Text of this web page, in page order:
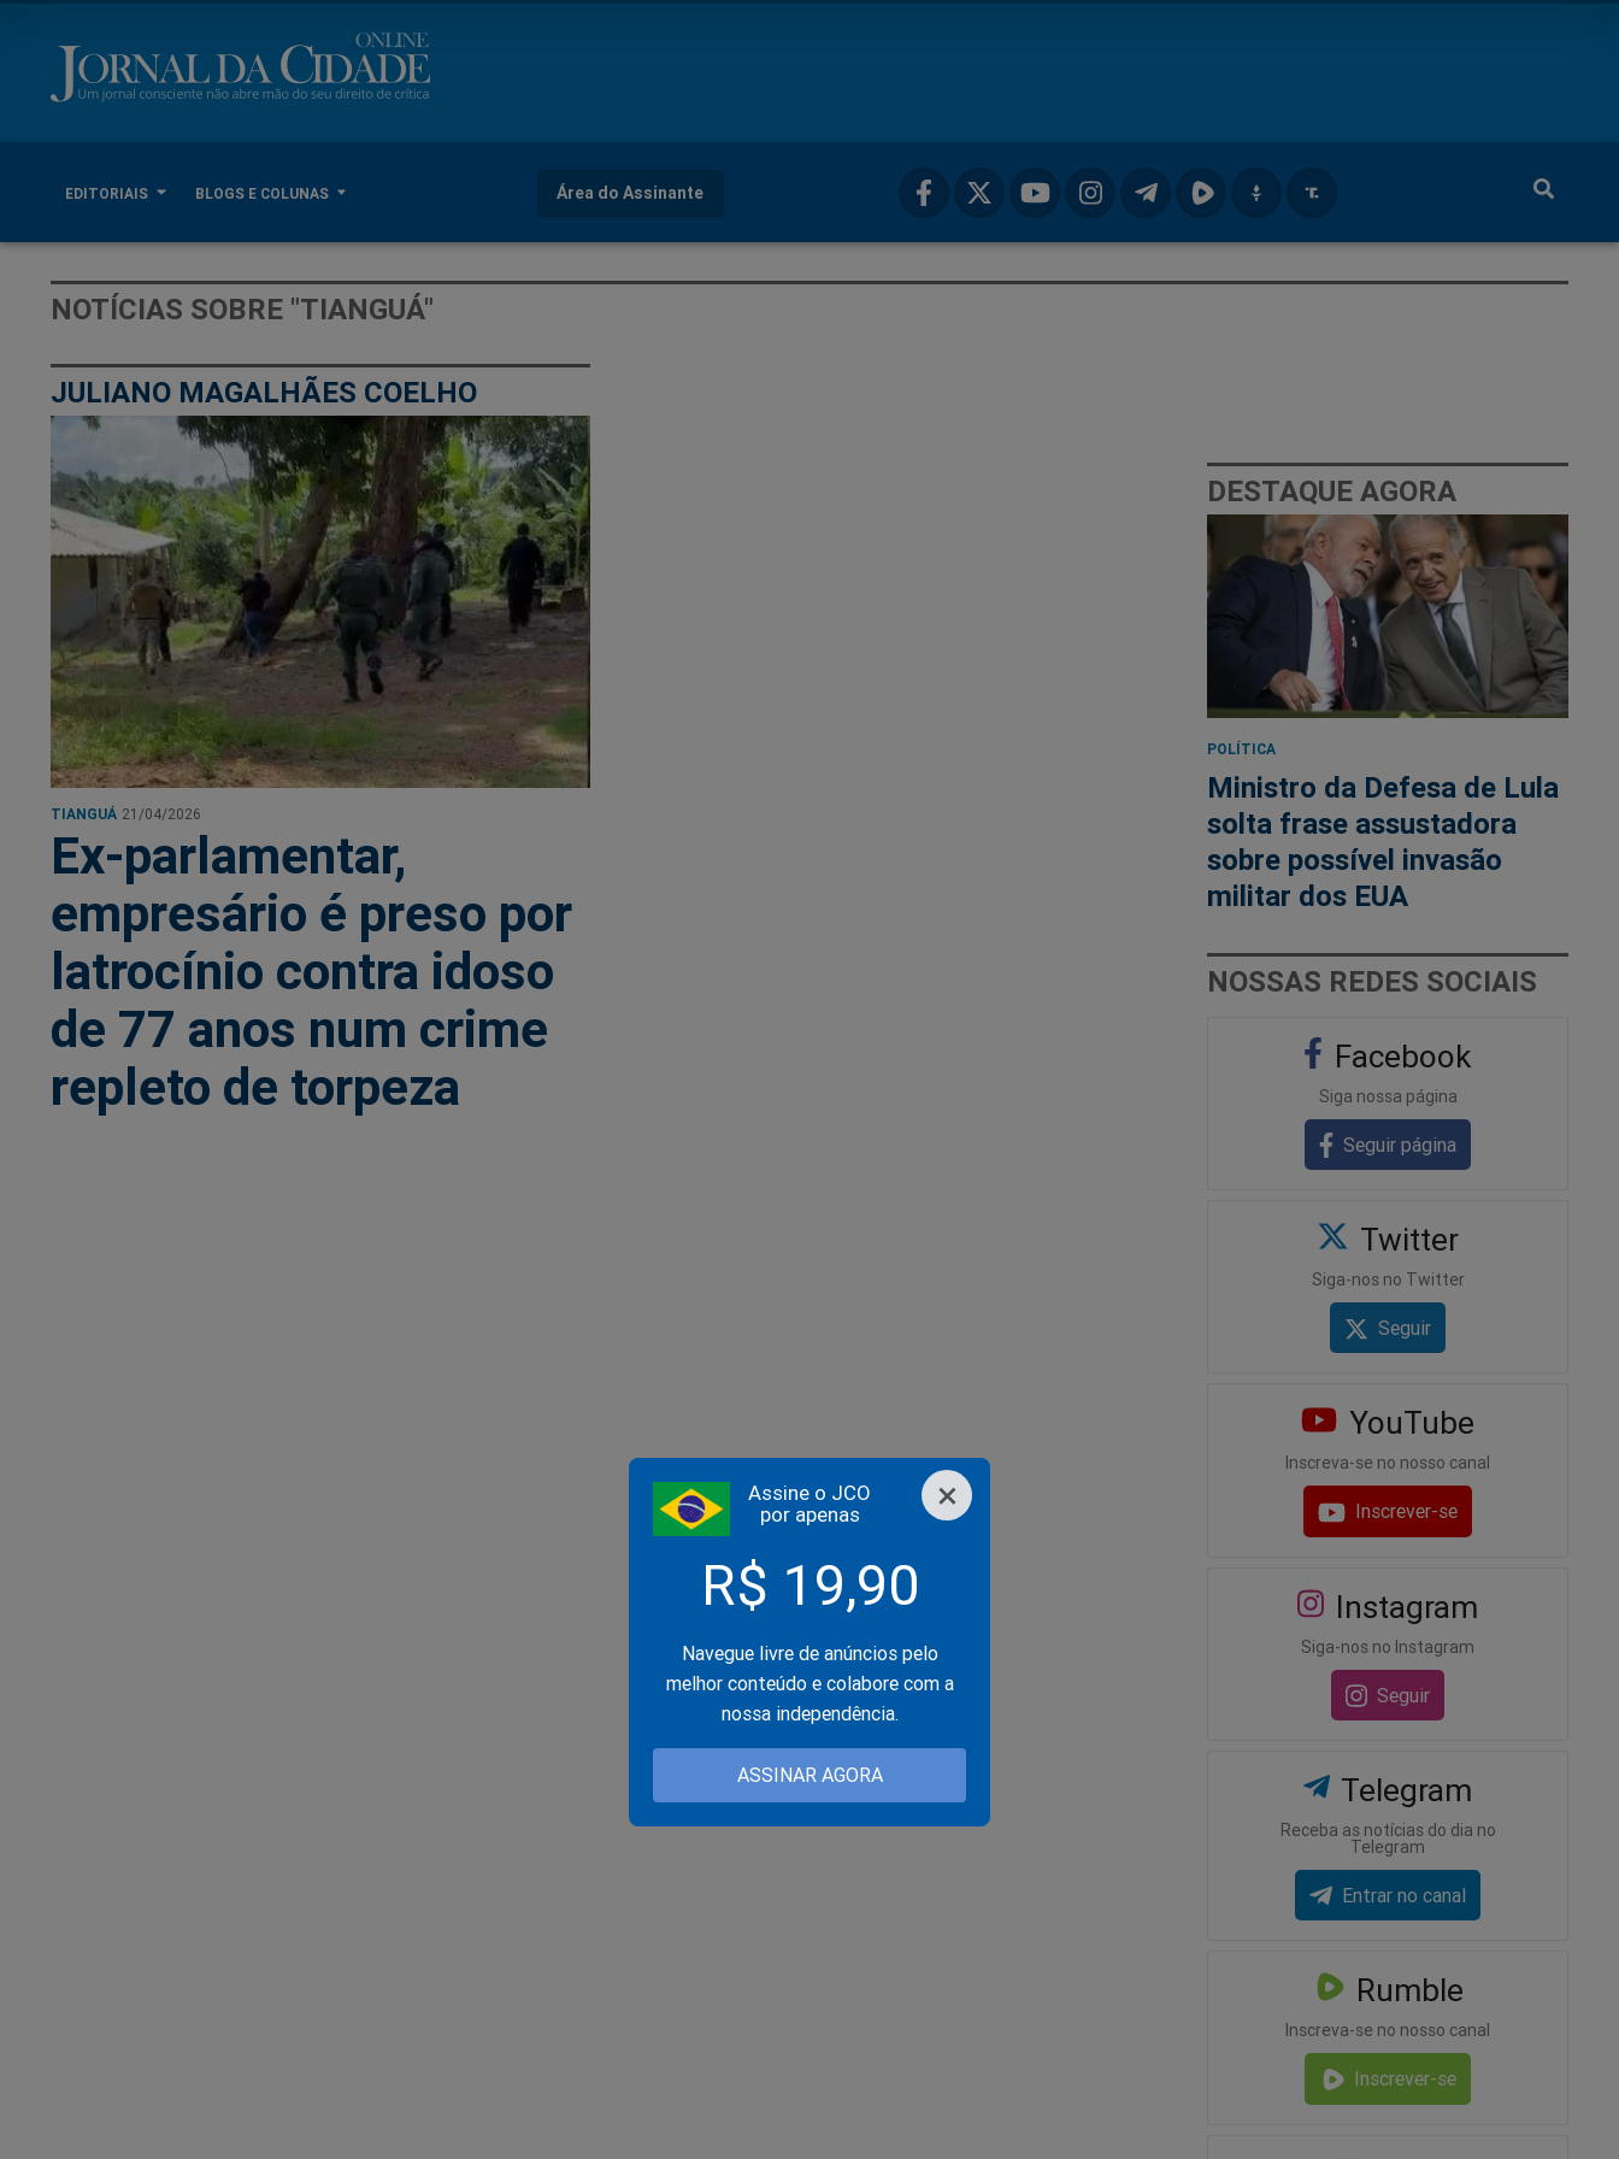
EDITORIAIS BLOGS E COLUNAS Área do Assinante
×
Assine o JCO
por apenas
R$ 19,90
Navegue livre de anúncios pelo
melhor conteúdo e colabore com a
nossa independência.
ASSINAR AGORA
NOTÍCIAS SOBRE "TIANGUÁ"
JULIANO MAGALHÃES COELHO
TIANGUÁ 21/04/2026
Ex-parlamentar,
empresário é preso por
latrocínio contra idoso
de 77 anos num crime
repleto de torpeza
DESTAQUE AGORA
POLÍTICA
Ministro da Defesa de Lula
solta frase assustadora
sobre possível invasão
militar dos EUA
NOSSAS REDES SOCIAIS
Facebook
Siga nossa página
Seguir página
Twitter
Siga-nos no Twitter
Seguir
YouTube
Inscreva-se no nosso canal
Inscrever-se
Instagram
Siga-nos no Instagram
Seguir
Telegram
Receba as notícias do dia no
Telegram
Entrar no canal
Rumble
Inscreva-se no nosso canal
Inscrever-se